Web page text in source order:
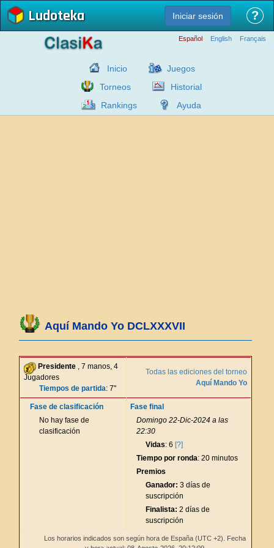
Ludoteka Iniciar sesión ?
Español English Français
Inicio
Juegos
Torneos
Historial
Rankings
Ayuda
Aquí Mando Yo DCLXXXVII
Presidente , 7 manos, 4
Jugadores
Tiempos de partida: 7"
Todas las ediciones del torneo
Aquí Mando Yo
Fase de clasificación
No hay fase de
clasificación
Fase final
Domingo 22-Dic-2024 a las
22:30
Vidas: 6 [?]
Tiempo por ronda: 20 minutos
Premios
Ganador: 3 días de
suscripción
Finalista: 2 días de
suscripción
Los horarios indicados son según hora de España (UTC +2). Fecha